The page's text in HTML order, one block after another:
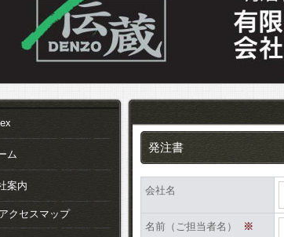
発注書
会社名
名前（ご担当者名） ※
ム
案内
アクセスマップ